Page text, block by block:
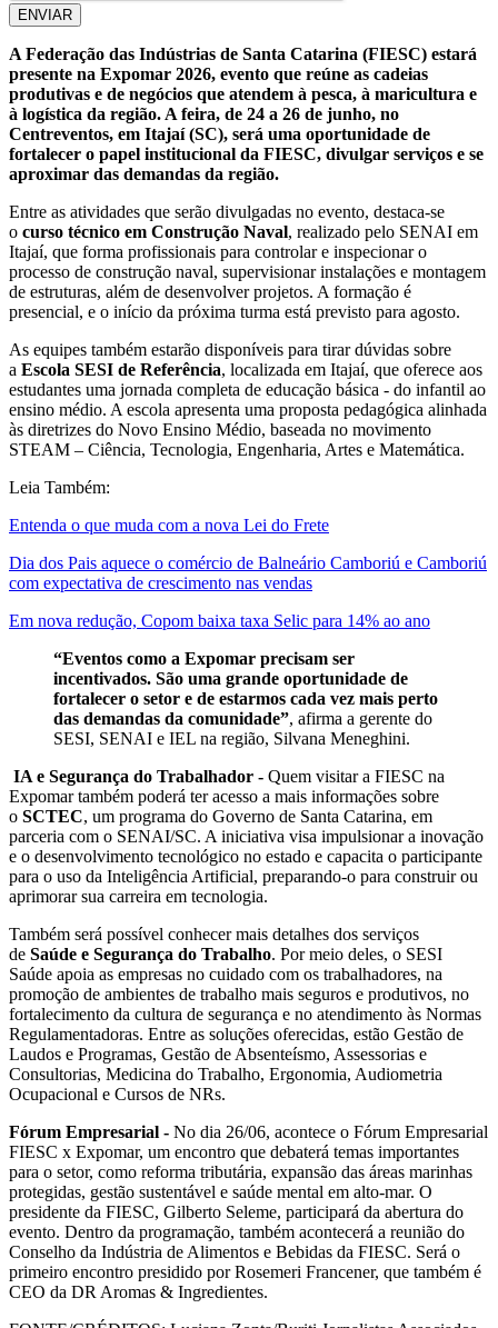
ENVIAR
A Federação das Indústrias de Santa Catarina (FIESC) estará
presente na Expomar 2026, evento que reúne as cadeias
produtivas e de negócios que atendem à pesca, à maricultura e
à logística da região. A feira, de 24 a 26 de junho, no
Centreventos, em Itajaí (SC), será uma oportunidade de
fortalecer o papel institucional da FIESC, divulgar serviços e se
aproximar das demandas da região.
Entre as atividades que serão divulgadas no evento, destaca-se
o curso técnico em Construção Naval, realizado pelo SENAI em
Itajaí, que forma profissionais para controlar e inspecionar o
processo de construção naval, supervisionar instalações e montagem
de estruturas, além de desenvolver projetos. A formação é
presencial, e o início da próxima turma está previsto para agosto.
As equipes também estarão disponíveis para tirar dúvidas sobre
a Escola SESI de Referência, localizada em Itajaí, que oferece aos
estudantes uma jornada completa de educação básica - do infantil ao
ensino médio. A escola apresenta uma proposta pedagógica alinhada
às diretrizes do Novo Ensino Médio, baseada no movimento
STEAM – Ciência, Tecnologia, Engenharia, Artes e Matemática.
Leia Também:
Entenda o que muda com a nova Lei do Frete
Dia dos Pais aquece o comércio de Balneário Camboriú e Camboriú
com expectativa de crescimento nas vendas
Em nova redução, Copom baixa taxa Selic para 14% ao ano
“Eventos como a Expomar precisam ser
incentivados. São uma grande oportunidade de
fortalecer o setor e de estarmos cada vez mais perto
das demandas da comunidade”, afirma a gerente do
SESI, SENAI e IEL na região, Silvana Meneghini.
IA e Segurança do Trabalhador - Quem visitar a FIESC na
Expomar também poderá ter acesso a mais informações sobre
o SCTEC, um programa do Governo de Santa Catarina, em
parceria com o SENAI/SC. A iniciativa visa impulsionar a inovação
e o desenvolvimento tecnológico no estado e capacita o participante
para o uso da Inteligência Artificial, preparando-o para construir ou
aprimorar sua carreira em tecnologia.
Também será possível conhecer mais detalhes dos serviços
de Saúde e Segurança do Trabalho. Por meio deles, o SESI
Saúde apoia as empresas no cuidado com os trabalhadores, na
promoção de ambientes de trabalho mais seguros e produtivos, no
fortalecimento da cultura de segurança e no atendimento às Normas
Regulamentadoras. Entre as soluções oferecidas, estão Gestão de
Laudos e Programas, Gestão de Absenteísmo, Assessorias e
Consultorias, Medicina do Trabalho, Ergonomia, Audiometria
Ocupacional e Cursos de NRs.
Fórum Empresarial - No dia 26/06, acontece o Fórum Empresarial
FIESC x Expomar, um encontro que debaterá temas importantes
para o setor, como reforma tributária, expansão das áreas marinhas
protegidas, gestão sustentável e saúde mental em alto-mar. O
presidente da FIESC, Gilberto Seleme, participará da abertura do
evento. Dentro da programação, também acontecerá a reunião do
Conselho da Indústria de Alimentos e Bebidas da FIESC. Será o
primeiro encontro presidido por Rosemeri Francener, que também é
CEO da DR Aromas & Ingredientes.